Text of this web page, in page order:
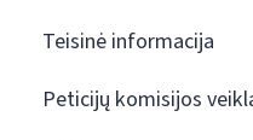
Teisinė informacija
Peticijų komisijos